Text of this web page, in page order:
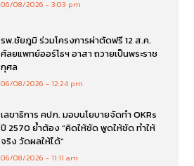
06/08/2026 3:03 pm
รพ.ชัยภูมิ ร่วมโครงการผ่าตัดฟรี 12 ส.ค.
ศัลยแพทย์ออร์โธฯ อาสา ถวายเป็นพระราช
กุศล
06/08/2026 12:24 pm
เลขาธิการ คปภ. มอบนโยบายจัดทำ OKRs
ปี 2570 ย้ำต้อง “คิดให้ชัด พูดให้ชัด ทำให้
จริง วัดผลให้ได้”
06/08/2026 11:11 am